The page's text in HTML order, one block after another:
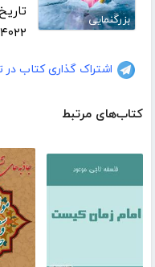
بزرگنمایی
تاریخ
۴۰۲۲ بازدید
اشتراک گذاری کتاب در
کتاب‌های مرتبط